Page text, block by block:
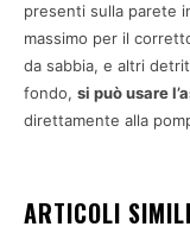
presenti sulla parete
massimo per il
da sabbia, e altri
fondo, si può usare
direttamente alla
ARTICOLI SIMILI